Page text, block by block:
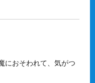
におそわれて、気がつ